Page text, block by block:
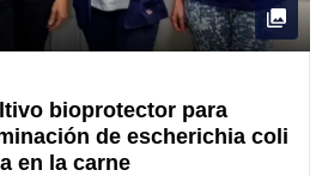
bioprotector para
de escherichia coli
en la carne